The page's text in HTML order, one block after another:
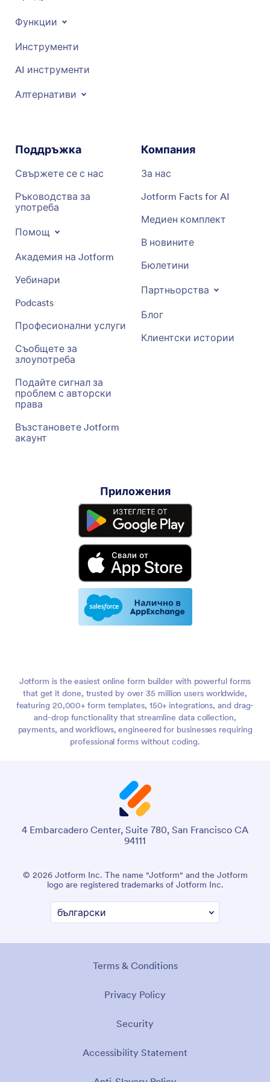
Функции
Инструменти
AI инструменти
Алтернативи
Поддръжка
Свържете се с нас
Ръководства за
употреба
Помощ
Академия на Jotform
Уебинари
Podcasts
Професионални услуги
Съобщете за
злоупотреба
Подайте сигнал за
проблем с авторски
права
Възстановете Jotform
акаунт
Компания
За нас
Jotform Facts for AI
Медиен комплект
В новините
Бюлетини
Партньорства
Блог
Клиентски истории
Приложения
Jotform is the easiest online form builder with powerful forms
that get it done, trusted by over 35 million users worldwide,
featuring 20,000+ form templates, 150+ integrations, and drag-
and-drop functionality that streamline data collection,
payments, and workflows, engineered for businesses requiring
professional forms without coding.
4 Embarcadero Center, Suite 780, San Francisco CA
94111
© 2026 Jotform Inc. The name "Jotform" and the Jotform
logo are registered trademarks of Jotform Inc.
Terms & Conditions
Privacy Policy
Security
Accessibility Statement